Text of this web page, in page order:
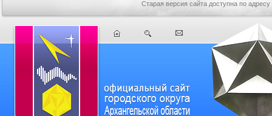
Старая версия сайта доступна по адресу